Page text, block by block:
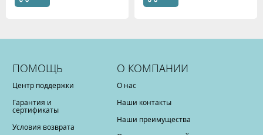
ПОМОЩЬ
Центр поддержки
Гарантия и
сертификаты
Условия возврата
О КОМПАНИИ
О нас
Наши контакты
Наши преимущества